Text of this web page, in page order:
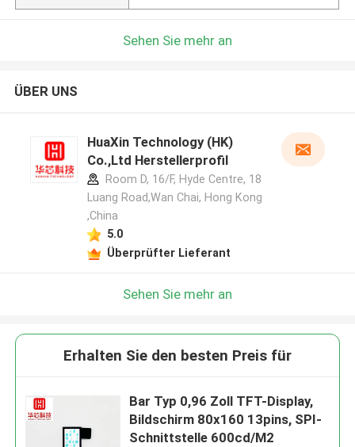
Sehen Sie mehr an
ÜBER UNS
HuaXin Technology (HK)
Co.,Ltd Herstellerprofil
Room D, 16/F, Hyde Centre, 18
Luang Road,Wan Chai, Hong Kong
,China
5.0
Überprüfter Lieferant
Sehen Sie mehr an
Erhalten Sie den besten Preis für
Bar Typ 0,96 Zoll TFT-Display,
Bildschirm 80x160 13pins, SPI-
Schnittstelle 600cd/M2